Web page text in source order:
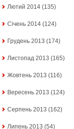
Лютий 2014 (135)
Січень 2014 (124)
Грудень 2013 (174)
Листопад 2013 (165)
Жовтень 2013 (116)
Вересень 2013 (124)
Серпень 2013 (162)
Липень 2013 (54)